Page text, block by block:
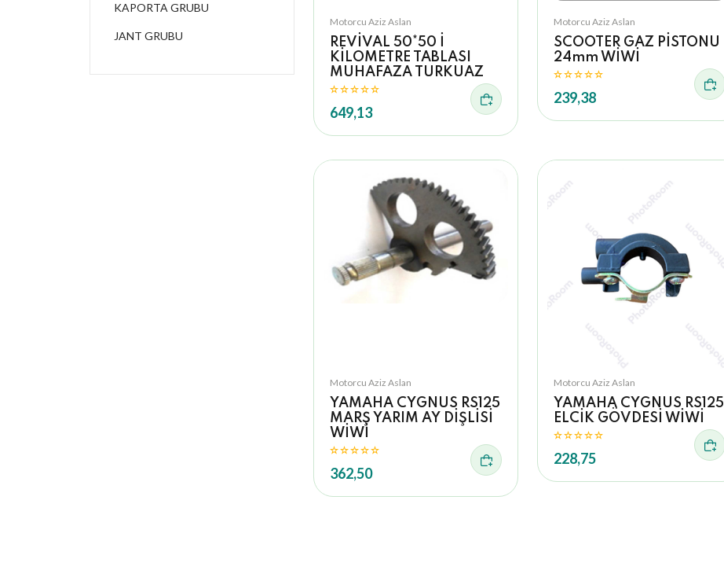
Motorcu Aziz Aslan
REVİVAL 50*50 İ
KİLOMETRE TABLASI
MUHAFAZA TURKUAZ
649,13
Motorcu Aziz Aslan
SCOOTER GAZ PİSTONU
24mm WİWİ
239,38
Motorcu Aziz Aslan
YAMAHA CYGNUS RS125
MARŞ YARIM AY DİŞLİSİ
WİWİ
362,50
Motorcu Aziz Aslan
YAMAHA CYGNUS RS125
ELCİK GÖVDESİ WİWİ
228,75
KAPORTA GRUBU
JANT GRUBU